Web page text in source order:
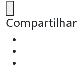
Compartilhar